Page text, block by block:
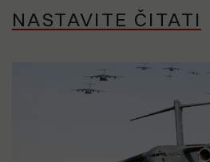
NASTAVITE ČITATI